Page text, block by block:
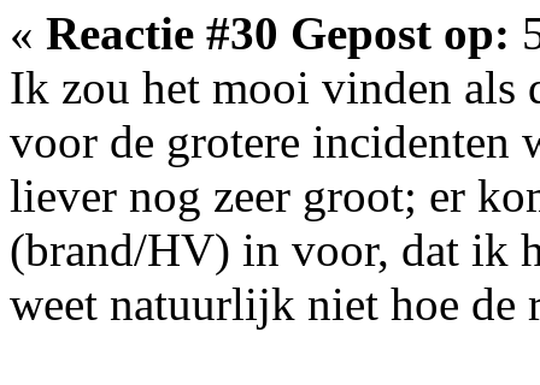
« Reactie #30 Gepost op:
Ik zou het mooi vinden als
voor de grotere incidenten
liever nog zeer groot; er
(brand/HV) in voor, dat ik
weet natuurlijk niet hoe de